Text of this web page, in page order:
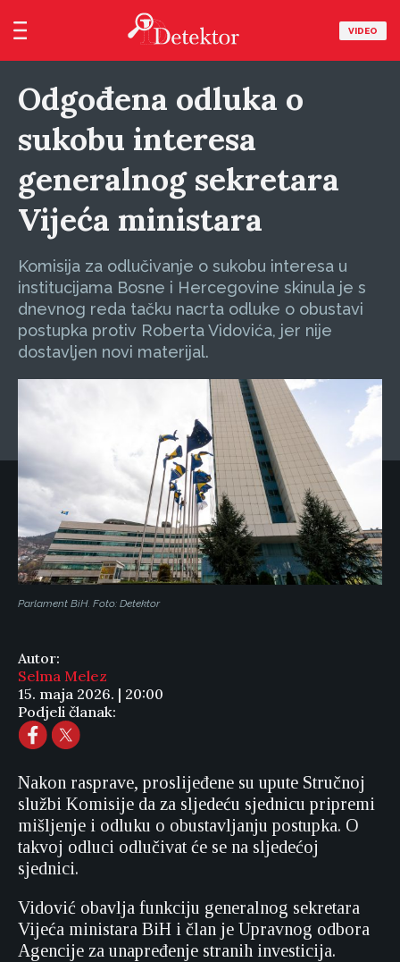
VIDEO
Odgođena odluka o
sukobu interesa
generalnog sekretara
Vijeća ministara
Komisija za odlučivanje o sukobu interesa u
institucijama Bosne i Hercegovine skinula je s
dnevnog reda tačku nacrta odluke o obustavi
postupka protiv Roberta Vidovića, jer nije
dostavljen novi materijal.
Parlament BiH. Foto: Detektor
Autor:
Selma Melez
15. maja 2026. | 20:00
Podjeli članak:
Nakon rasprave, proslijeđene su upute Stručnoj
službi Komisije da za sljedeću sjednicu pripremi
mišljenje i odluku o obustavljanju postupka. O
takvoj odluci odlučivat će se na sljedećoj
sjednici.
Vidović obavlja funkciju generalnog sekretara
Vijeća ministara BiH i član je Upravnog odbora
Agencije za unapređenje stranih investicija.